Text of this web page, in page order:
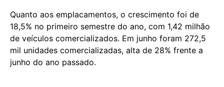
Quanto aos emplacamentos, o crescimento foi de
18,5% no primeiro semestre do ano, com 1,42 milhão
de veículos comercializados. Em junho foram 272,5
mil unidades comercializadas, alta de 28% frente a
junho do ano passado.